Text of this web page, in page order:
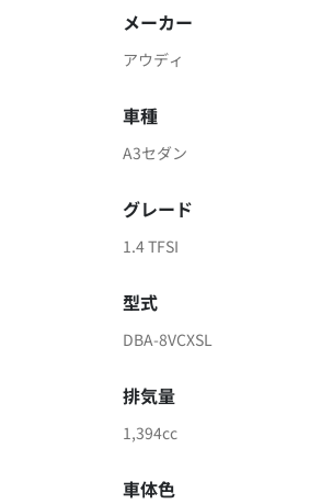
メーカー
アウディ
車種
A3セダン
グレード
1.4 TFSI
型式
DBA-8VCXSL
排気量
1,394cc
車体色